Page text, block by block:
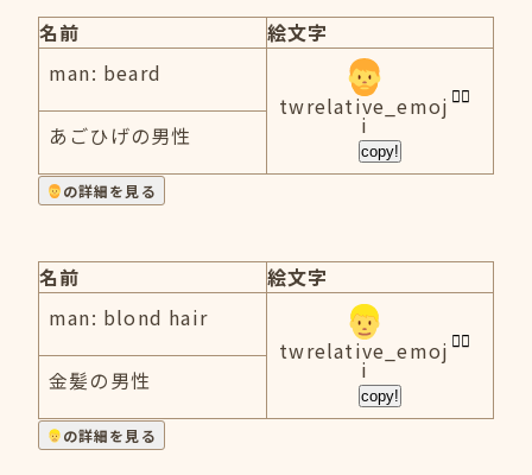
名前
絵文字
man: beard
twrelative_emoj
i
copy!
あごひげの男性
の詳細を見る
名前
絵文字
man: blond hair
twrelative_emoj
i
copy!
金髪の男性
の詳細を見る